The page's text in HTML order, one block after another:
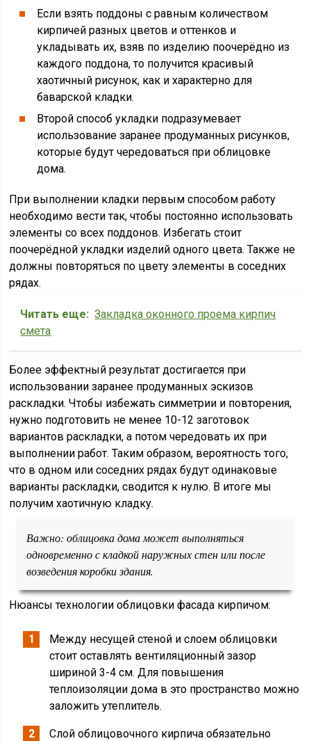
Если взять поддоны с равным количеством
кирпичей разных цветов и оттенков и
укладывать их, взяв по изделию поочерёдно из
каждого поддона, то получится красивый
хаотичный рисунок, как и характерно для
баварской кладки.
Второй способ укладки подразумевает
использование заранее продуманных рисунков,
которые будут чередоваться при облицовке
дома.
При выполнении кладки первым способом работу
необходимо вести так, чтобы постоянно использовать
элементы со всех поддонов. Избегать стоит
поочерёдной укладки изделий одного цвета. Также не
должны повторяться по цвету элементы в соседних
рядах.
Читать еще: Закладка оконного проема кирпич
смета
Более эффектный результат достигается при
использовании заранее продуманных эскизов
раскладки. Чтобы избежать симметрии и повторения,
нужно подготовить не менее 10-12 заготовок
вариантов раскладки, а потом чередовать их при
выполнении работ. Таким образом, вероятность того,
что в одном или соседних рядах будут одинаковые
варианты раскладки, сводится к нулю. В итоге мы
получим хаотичную кладку.
Важно: облицовка дома может выполняться
одновременно с кладкой наружных стен или после
возведения коробки здания.
Нюансы технологии облицовки фасада кирпичом:
Между несущей стеной и слоем облицовки
стоит оставлять вентиляционный зазор
шириной 3-4 см. Для повышения
теплоизоляции дома в это пространство можно
заложить утеплитель.
Слой облицовочного кирпича обязательно